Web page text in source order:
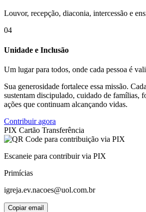
Louvor, recepção, diaconia, intercessão e
04
Unidade e Inclusão
Um lugar para todos, onde cada pessoa é
Sua generosidade fortalece essa missão.
sustentam discipulado, cuidado de famílias,
ações que continuam alcançando vidas.
Contribuir agora
PIX Cartão Transferência
Escaneie para contribuir via PIX
Primícias
igreja.ev.nacoes@uol.com.br
Copiar email